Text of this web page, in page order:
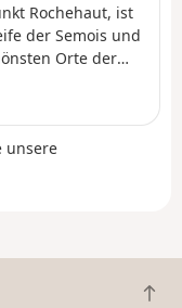
Rochehaut, ist
der Semois und
Orte der
unserem Weg,
sowie
in der
unsere
Z